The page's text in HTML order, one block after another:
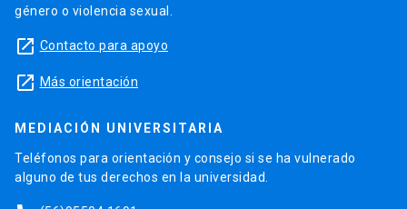
género o violencia sexual.
launch Contacto para apoyo
launch Más orientación
MEDIACIÓN UNIVERSITARIA
Teléfonos para orientación y consejo si se ha vulnerado
alguno de tus derechos en la universidad.